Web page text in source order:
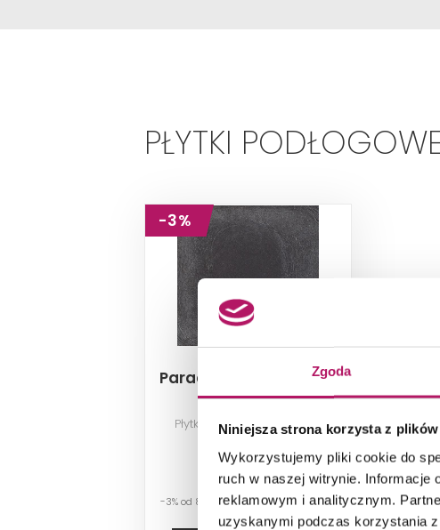
Zgoda
Niniejsza strona korzysta z
Wykorzystujemy pliki cookie do
ruch w naszej witrynie. Informacje
reklamowym i analitycznym.
uzyskanymi podczas korzystania z
PŁYTKI
-3%
Paradyż Bazalto Grafit
A Klinkier
Płytka podłogowa (gr. 8,5
mm), 30x30 cm
82,30 PLN
-3% od 84,50 PLN najniższa cena